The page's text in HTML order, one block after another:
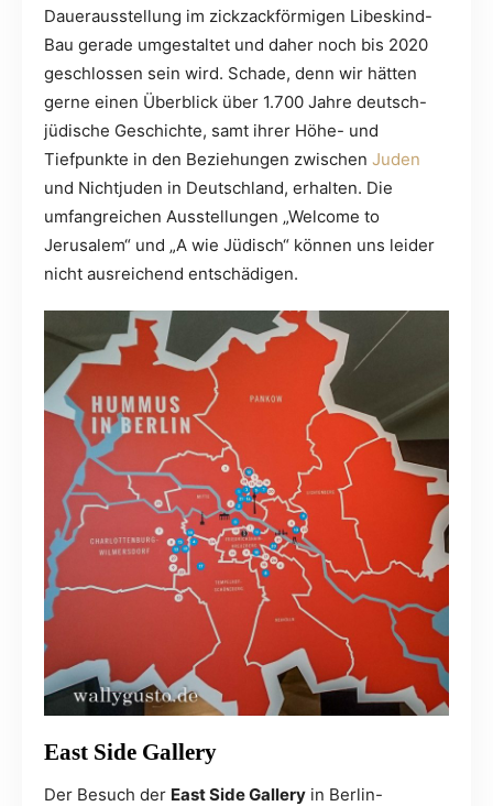
Dauerausstellung im zickzackförmigen Libeskind-
Bau gerade umgestaltet und daher noch bis 2020
geschlossen sein wird. Schade, denn wir hätten
gerne einen Überblick über 1.700 Jahre deutsch-
jüdische Geschichte, samt ihrer Höhe- und
Tiefpunkte in den Beziehungen zwischen Juden
und Nichtjuden in Deutschland, erhalten. Die
umfangreichen Ausstellungen „Welcome to
Jerusalem“ und „A wie Jüdisch“ können uns leider
nicht ausreichend entschädigen.
East Side Gallery
Der Besuch der East Side Gallery in Berlin-